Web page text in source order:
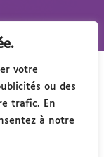
votre
ou des
trafic. En
à notre
& de